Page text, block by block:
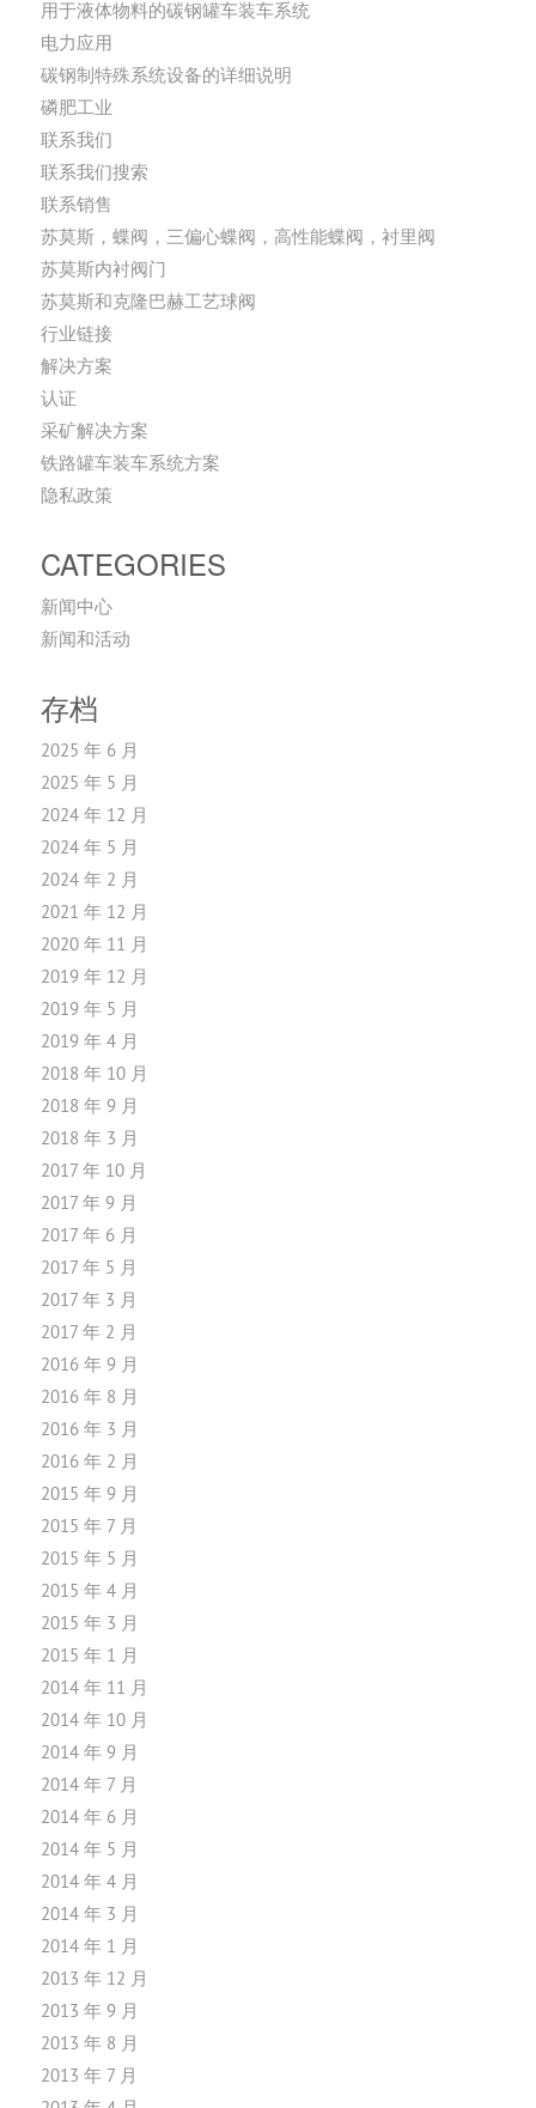
用于液体物料的碳钢罐车装车系统
电力应用
碳钢制特殊系统设备的详细说明
磷肥工业
联系我们
联系我们搜索
联系销售
苏莫斯，蝶阀，三偏心蝶阀，高性能蝶阀，衬里阀
苏莫斯内衬阀门
苏莫斯和克隆巴赫工艺球阀
行业链接
解决方案
认证
采矿解决方案
铁路罐车装车系统方案
隐私政策
CATEGORIES
新闻中心
新闻和活动
存档
2025 年 6 月
2025 年 5 月
2024 年 12 月
2024 年 5 月
2024 年 2 月
2021 年 12 月
2020 年 11 月
2019 年 12 月
2019 年 5 月
2019 年 4 月
2018 年 10 月
2018 年 9 月
2018 年 3 月
2017 年 10 月
2017 年 9 月
2017 年 6 月
2017 年 5 月
2017 年 3 月
2017 年 2 月
2016 年 9 月
2016 年 8 月
2016 年 3 月
2016 年 2 月
2015 年 9 月
2015 年 7 月
2015 年 5 月
2015 年 4 月
2015 年 3 月
2015 年 1 月
2014 年 11 月
2014 年 10 月
2014 年 9 月
2014 年 7 月
2014 年 6 月
2014 年 5 月
2014 年 4 月
2014 年 3 月
2014 年 1 月
2013 年 12 月
2013 年 9 月
2013 年 8 月
2013 年 7 月